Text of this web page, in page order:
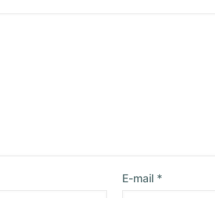
E-mail *